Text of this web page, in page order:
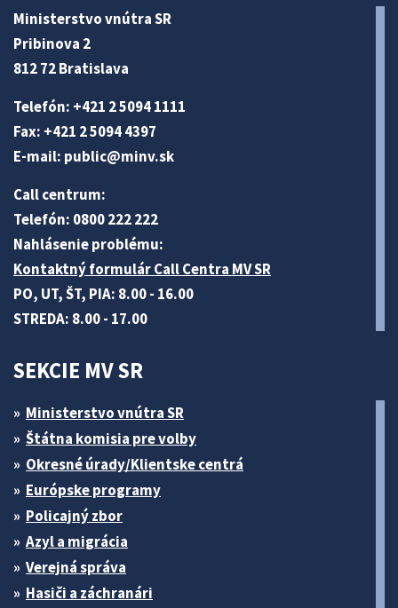
Ministerstvo vnútra SR
Pribinova 2
812 72 Bratislava
Telefón: +421 2 5094 1111
Fax: +421 2 5094 4397
E-mail: public@minv.sk
Call centrum:
Telefón: 0800 222 222
Nahlásenie problému:
Kontaktný formulár Call Centra MV SR
PO, UT, ŠT, PIA: 8.00 - 16.00
STREDA: 8.00 - 17.00
SEKCIE MV SR
Ministerstvo vnútra SR
Štátna komisia pre volby
Okresné úrady/Klientske centrá
Európske programy
Policajný zbor
Azyl a migrácia
Verejná správa
Hasiči a záchranári